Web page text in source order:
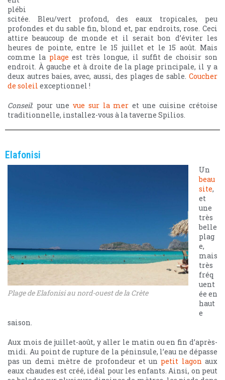
plébi
scitée. Bleu/vert profond, des eaux tropicales, peu
profondes et du sable fin, blond et, par endroits, rose. Ceci
attire beaucoup de monde et il serait bon d’éviter les
heures de pointe, entre le 15 juillet et le 15 août. Mais
comme la plage est très longue, il suffit de choisir son
endroit. À gauche et à droite de la plage principale, il y a
deux autres baies, avec, aussi, des plages de sable. Coucher
de soleil exceptionnel !
Conseil: pour une vue sur la mer et une cuisine crétoise
traditionnelle, installez-vous à la taverne Spilios.
Elafonisi
Plage de Elafonisi au nord-ouest de la Crète
Un
beau
site,
et
une
très
belle
plag
e,
mais
très
fréq
uent
ée en
haut
e
saison.
Aux mois de juillet-août, y aller le matin ou en fin d’après-
midi. Au point de rupture de la péninsule, l’eau ne dépasse
pas un demi mètre de profondeur et un petit lagon aux
eaux chaudes est créé, idéal pour les enfants. Ainsi, on peut